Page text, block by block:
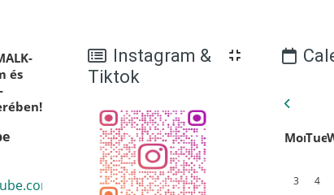
és
channel/UCe7huQNZUKXuSgv-
Blocks
Instagram &
Tiktok
Monday
MonTue
No
3 No
4